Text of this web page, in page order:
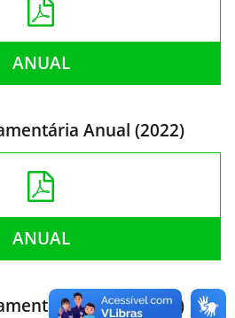
ANUAL
Anual (2022)
ANUAL
Anual (2021)